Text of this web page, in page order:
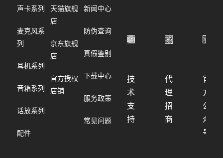
声卡系列
麦克风系
列
耳机系列
音箱系列
话放系列
配件
天猫旗舰
店
京东旗舰
店
官方授权
店铺
新闻中心
防伪查询
真假鉴别
下载中心
服务政策
常见问题
技
术
支
持
代
理
招
商
官
方
公
众
号